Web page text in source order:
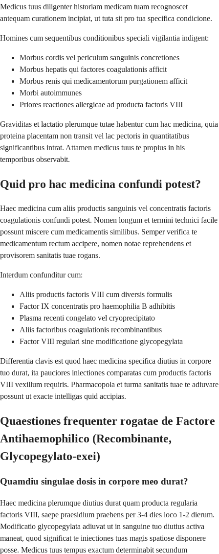
Medicus tuus diligenter historiam medicam tuam recognoscet
antequam curationem incipiat, ut tuta sit pro tua specifica condicione.
Homines cum sequentibus conditionibus speciali vigilantia indigent:
Morbus cordis vel periculum sanguinis concretiones
Morbus hepatis qui factores coagulationis afficit
Morbus renis qui medicamentorum purgationem afficit
Morbi autoimmunes
Priores reactiones allergicae ad producta factoris VIII
Graviditas et lactatio plerumque tutae habentur cum hac medicina, quia
proteina placentam non transit vel lac pectoris in quantitatibus
significantibus intrat. Attamen medicus tuus te propius in his
temporibus observabit.
Quid pro hac medicina confundi potest?
Haec medicina cum aliis productis sanguinis vel concentratis factoris
coagulationis confundi potest. Nomen longum et termini technici facile
possunt miscere cum medicamentis similibus. Semper verifica te
medicamentum rectum accipere, nomen notae reprehendens et
provisorem sanitatis tuae rogans.
Interdum confunditur cum:
Aliis productis factoris VIII cum diversis formulis
Factor IX concentratis pro haemophilia B adhibitis
Plasma recenti congelato vel cryoprecipitato
Aliis factoribus coagulationis recombinantibus
Factor VIII regulari sine modificatione glycopegylata
Differentia clavis est quod haec medicina specifica diutius in corpore
tuo durat, ita pauciores iniectiones comparatas cum productis factoris
VIII vexillum requiris. Pharmacopola et turma sanitatis tuae te adiuvare
possunt ut exacte intelligas quid accipias.
Quaestiones frequenter rogatae de Factore
Antihaemophilico (Recombinante,
Glycopegylato-exei)
Quamdiu singulae dosis in corpore meo durat?
Haec medicina plerumque diutius durat quam producta regularia
factoris VIII, saepe praesidium praebens per 3-4 dies loco 1-2 dierum.
Modificatio glycopegylata adiuvat ut in sanguine tuo diutius activa
maneat, quod significat te iniectiones tuas magis spatiose disponere
posse. Medicus tuus tempus exactum determinabit secundum